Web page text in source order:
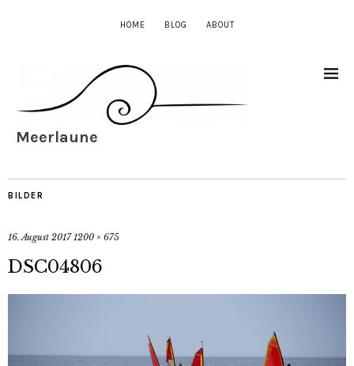
HOME BLOG ABOUT
Meerlaune
BILDER
16. August 2017 1200 × 675
DSC04806